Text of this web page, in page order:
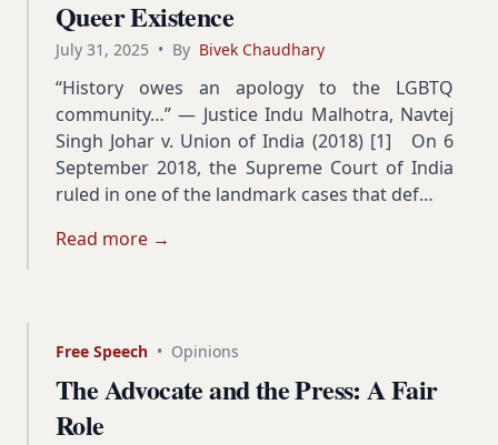
Queer Existence
July 31, 2025 • By Bivek Chaudhary
“History owes an apology to the LGBTQ
community…” — Justice Indu Malhotra, Navtej
Singh Johar v. Union of India (2018) [1] On 6
September 2018, the Supreme Court of India
ruled in one of the landmark cases that def…
Read more →
Free Speech • Opinions
The Advocate and the Press: A Fair
Role